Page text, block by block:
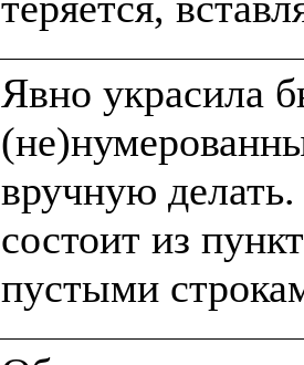
Явно украсила
вручную
состоит из